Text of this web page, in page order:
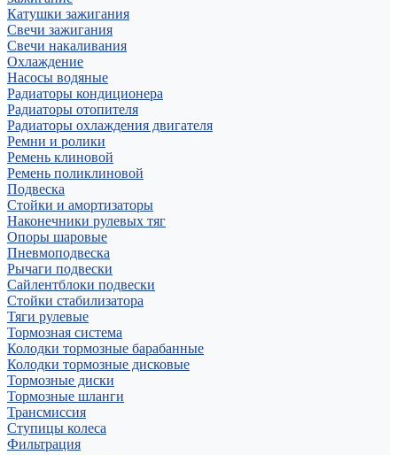
Катушки зажигания
Свечи зажигания
Свечи накаливания
Охлаждение
Насосы водяные
Радиаторы кондиционера
Радиаторы отопителя
Радиаторы охлаждения двигателя
Ремни и ролики
Ремень клиновой
Ремень поликлиновой
Подвеска
Стойки и амортизаторы
Наконечники рулевых тяг
Опоры шаровые
Пневмоподвеска
Рычаги подвески
Сайлентблоки подвески
Стойки стабилизатора
Тяги рулевые
Тормозная система
Колодки тормозные барабанные
Колодки тормозные дисковые
Тормозные диски
Тормозные шланги
Трансмиссия
Ступицы колеса
Фильтрация